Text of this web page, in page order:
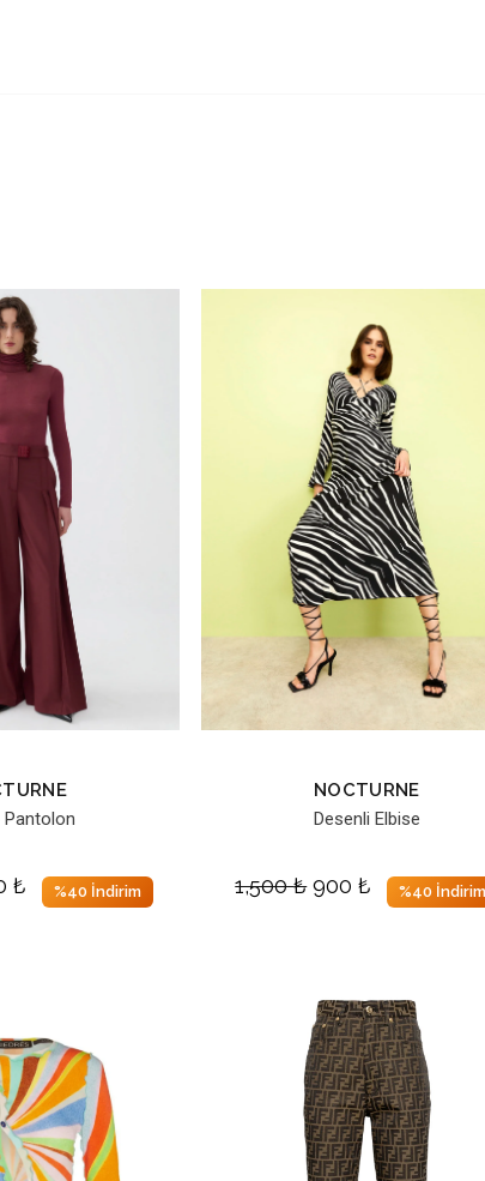
Pantolon
₺ %40 İndirim
NOCTURNE
Desenli Elbise
1,500₺ 900₺ %40 İndirim